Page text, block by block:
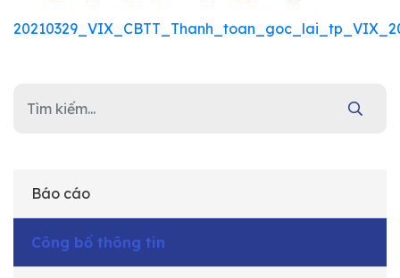
Báo cáo
Công bố thông tin